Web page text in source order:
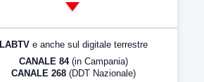
LabNews (Diretta)
LABTV e anche sul digitale terrestre
CANALE 84 (in Campania)
CANALE 268 (DDT Nazionale)